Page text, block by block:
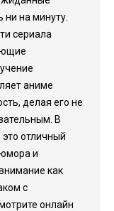
на минуту.
сериала
аниме
делая его не
В
отличный
и
как
с
онлайн